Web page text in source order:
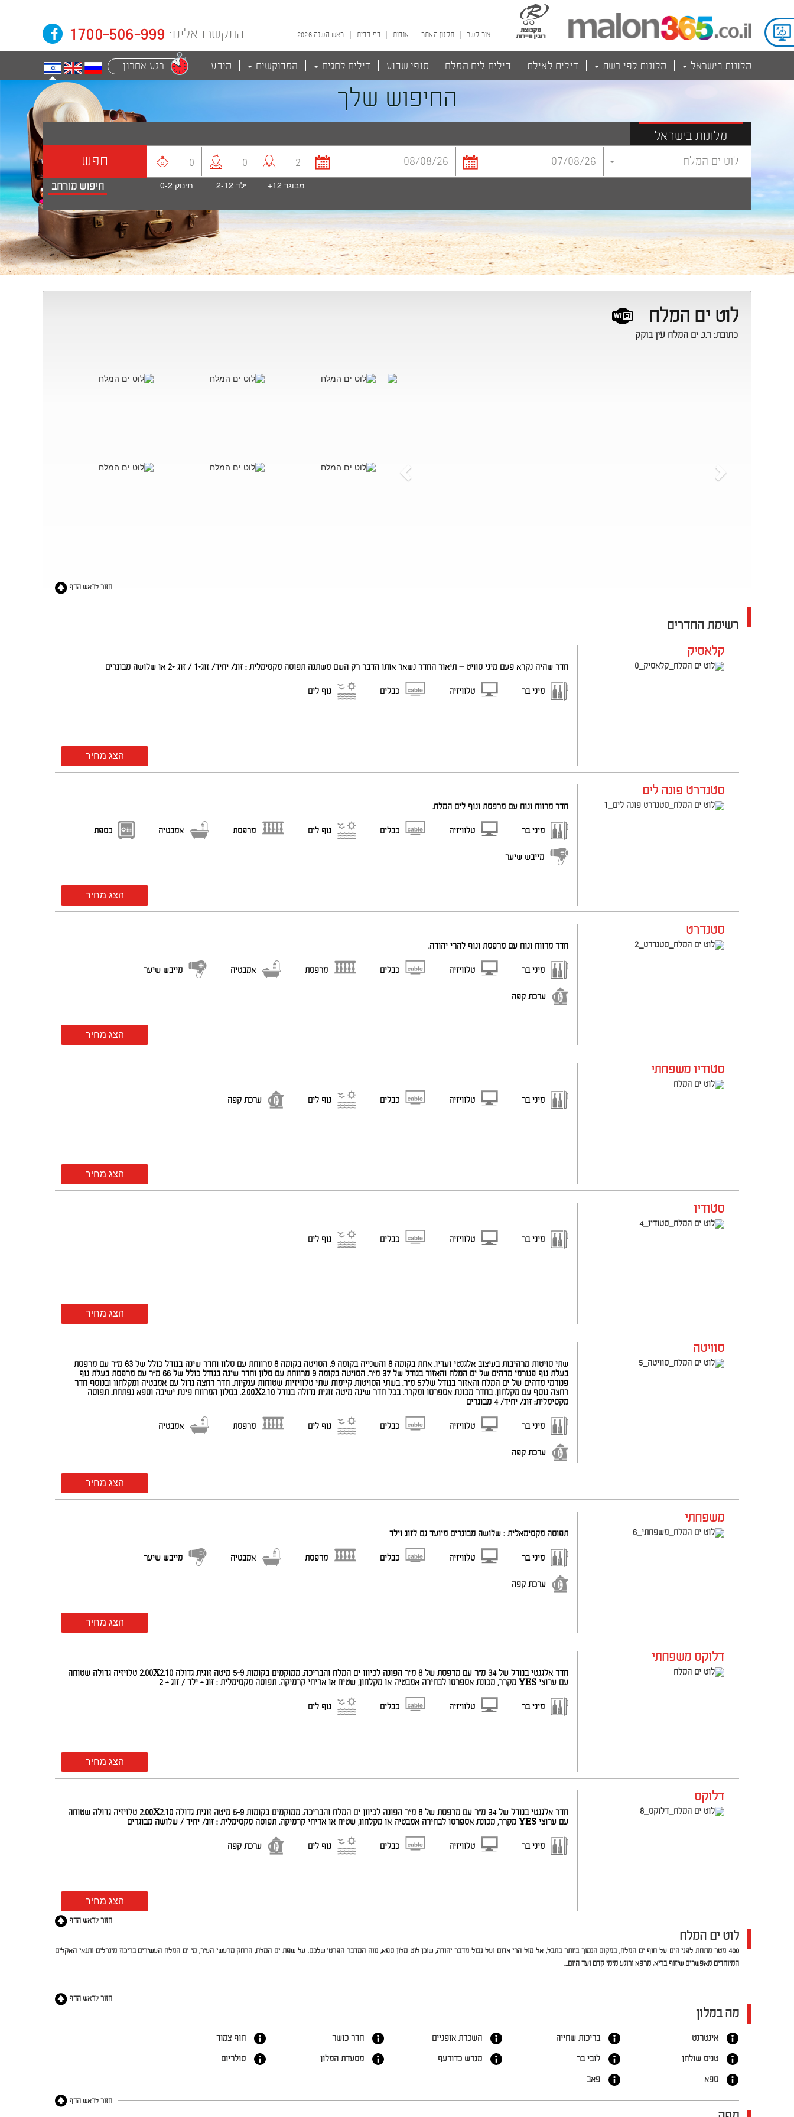
צור קשר תקנון האתר אודות דף הבית ראש השנה 2026 התקשרו אלינו: 1700-506-999
מלונות בישראל מלונות לפי רשת דילים לאילת דילים לים המלח סופי שבוע דילים לחגים המבוקשים מידע רגע אחרון
החיפוש שלך
מלונות בישראל
לוט ים המלח 2
0
0 חפש
חיפוש מורחב תינוק ילד מבוגר
לוט ים המלח
כתובת: ד.נ. ים המלח עין בוקק
חזור לראש הדף
רשימת החדרים
קלאסיק
חדר שהיה נקרא פעם מיני סוויט – תיאור החדר נשאר אותו הדבר רק השם משתנה תפוסה מקסימלית : זוג/ יחיד/ זוג+1 / זוג +2 או שלושה מבוגרים
מיני בר טלוויזיה כבלים נוף לים
הצג מחיר
סטנדרט פונה לים
חדר מרווח ונוח עם מרפסת ונוף לים המלח.
מיני בר טלוויזיה כבלים נוף לים מרפסת אמבטיה כספת
מייבש שיער
הצג מחיר
סטנדרט
חדר מרווח ונוח עם מרפסת ונוף להרי יהודה.
מיני בר טלוויזיה כבלים מרפסת אמבטיה מייבש שיער
ערכת קפה
הצג מחיר
סטודיו משפחתי
מיני בר טלוויזיה כבלים נוף לים ערכת קפה
הצג מחיר
סטודיו
מיני בר טלוויזיה כבלים נוף לים
הצג מחיר
סוויטה
שתי סויטות מרהיבות בעיצוב אלגנטי ועדין. אחת בקומה 8 והשנייה בקומה 9. הסויטה בקומה 8 מרווחת עם סלון וחדר שינה בגודל כולל של 63 מ"ר עם מרפסת
בעלת נוף פנורמי מדהים של ים המלח והאזור בגודל של 37 מ"ר. הסויטה בקומה 9 מרווחת עם סלון וחדר שינה בגודל כולל של 66 מ"ר עם מרפסת בעלת נוף
פנורמי מדהים של ים המלח והאזור בגודל של57 מ"ר. בשתי הסויטות קיימות שתי טלוויזיות שטוחות ענקיות. חדר רחצה גדול עם אמבטיה ומקלחון ובנוסף חדר
רחצה נוסף עם מקלחון. בחדר מכונת אספרסו ומקרר. בכל חדר שינה מיטה זוגית גדולה בגודל 2.00X2.10. בסלון המרווח פינת ישיבה וספא נפתחת. תפוסה
מקסימלית: זוג/ יחיד/ 4 מבוגרים
מיני בר טלוויזיה כבלים נוף לים מרפסת אמבטיה
ערכת קפה
הצג מחיר
משפחתי
תפוסה מקסימאלית : שלושה מבוגרים מיועד גם לזוג וילד
מיני בר טלוויזיה כבלים מרפסת אמבטיה מייבש שיער
ערכת קפה
הצג מחיר
דלוקס משפחתי
חדר אלגנטי בגודל של 34 מ"ר עם מרפסת של 8 מ"ר הפונה לכיוון ים המלח והבריכה. ממוקמים בקומות 5-9 מיטה זוגית גדולה 2.00X2.10 טלויזיה גדולה שטוחה
עם ערוצי YES מקרר, מכונת אספרסו לבחירה אמבטיה או מקלחון, שטיח או אריחי קרמיקה. תפוסה מקסימלית : זוג + ילד / זוג + 2
מיני בר טלוויזיה כבלים נוף לים
הצג מחיר
דלוקס
חדר אלגנטי בגודל של 34 מ"ר עם מרפסת של 8 מ"ר הפונה לכיוון ים המלח והבריכה. ממוקמים בקומות 5-9 מיטה זוגית גדולה 2.00X2.10 טלויזיה גדולה שטוחה
עם ערוצי YES מקרר, מכונת אספרסו לבחירה אמבטיה או מקלחון, שטיח או אריחי קרמיקה. תפוסה מקסימלית : זוג/ יחיד / שלושה מבוגרים
מיני בר טלוויזיה כבלים נוף לים ערכת קפה
הצג מחיר
חזור לראש הדף
לוט ים המלח
400 מטר מתחת לפני הים על חוף ים המלח, במקום הנמוך ביותר בתבל, אל מול הרי אדום ועל גבול מדבר יהודה, שוכן לוט מלון ספא, נווה המדבר הפרטי שלכם. על שפת ים המלח, הרחק מרעשי העיר, מי ים המלח העשירים בריכוז מינרלים ותנאי האקלים
המיוחדים מאפשרים שיזוף בריא, מרפא ורוגע מימי קדם ועד היום...
חזור לראש הדף
מה במלון
אינטרנט בריכות שחייה השכרת אופניים חדר כושר חוף צמוד
טניס שולחן לובי בר מגרש כדורעף מסעדת המלון סולריום
ספא פאב
חזור לראש הדף